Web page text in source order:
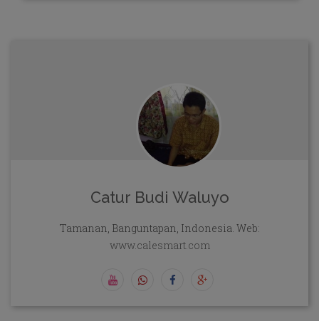
Catur Budi Waluyo
Tamanan, Banguntapan, Indonesia. Web:
www.calesmart.com